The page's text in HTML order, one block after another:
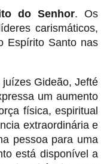
do Senhor. Os
carismáticos,
Espírito Santo nas
Gideão, Jefté
um aumento
física, espiritual
extraordinária e
pessoa para uma
está disponível a